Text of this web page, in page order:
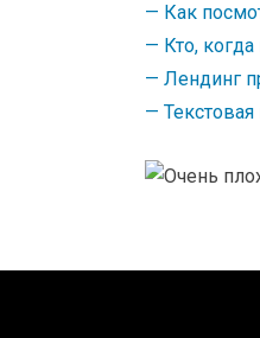
— Как
— Кто,
— Лендинг
—